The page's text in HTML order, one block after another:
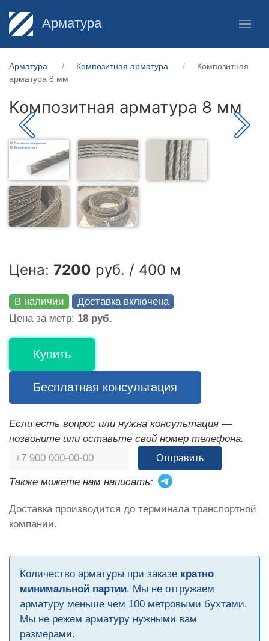
Арматура
Арматура Композитная арматура
Композитная
арматура 8 мм
Композитная арматура 8 мм
Цена: 7200 руб. / 400 м
В наличии
Доставка включена
Цена за метр: 18 руб.
Купить
Бесплатная консультация
Если есть вопрос или нужна консультация —
позвоните или оставьте свой номер телефона.
Отправить
Также можете нам написать:
Доставка производится до терминала транспортной
компании.
Количество арматуры при заказе кратно
минимальной партии. Мы не отгружаем
арматуру меньше чем 100 метровыми бухтами.
Мы не режем арматуру нужными вам
размерами.